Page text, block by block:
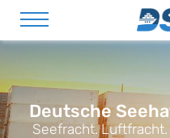
Deutsche
Seefracht.